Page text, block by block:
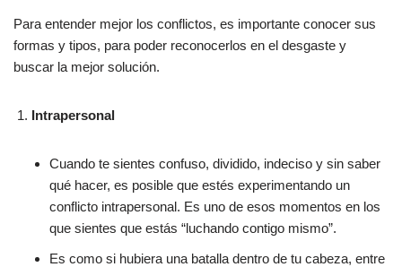
Para entender mejor los conflictos, es importante conocer sus
formas y tipos, para poder reconocerlos en el desgaste y
buscar la mejor solución.
Intrapersonal
Cuando te sientes confuso, dividido, indeciso y sin saber
qué hacer, es posible que estés experimentando un
conflicto intrapersonal. Es uno de esos momentos en los
que sientes que estás “luchando contigo mismo”.
Es como si hubiera una batalla dentro de tu cabeza, entre